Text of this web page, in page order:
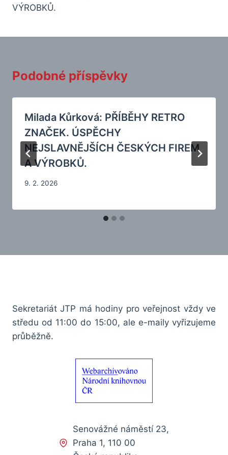
VÝROBKŮ.
Podobné příspěvky
Milada Kůrková: PŘÍBĚHY RETRO
ZNAČEK. ÚSPĚCHY
NEJSLAVNĚJŠÍCH ČESKÝCH FIREM
A VÝROBKŮ.
9. 2. 2026
Sekretariát JTP má hodiny pro veřejnost vždy ve
středu od 11:00 do 15:00, ale e-maily vyřizujeme
průběžně.
Senovážné náměstí 23,
Praha 1, 110 00